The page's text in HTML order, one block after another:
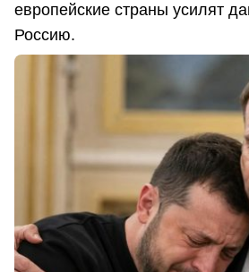
европейские страны усилят
Россию.